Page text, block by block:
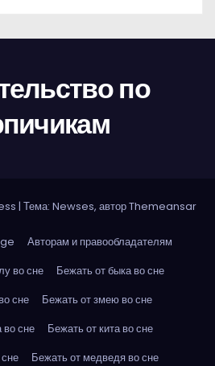
по
| Тема: Newses, авторThemeansar
Авторам и правообладателям
во сне
Бежать от быка во сне
сне
Бежать от змею во сне
во сне
Бежать от кита во сне
Бежать от медведя во сне